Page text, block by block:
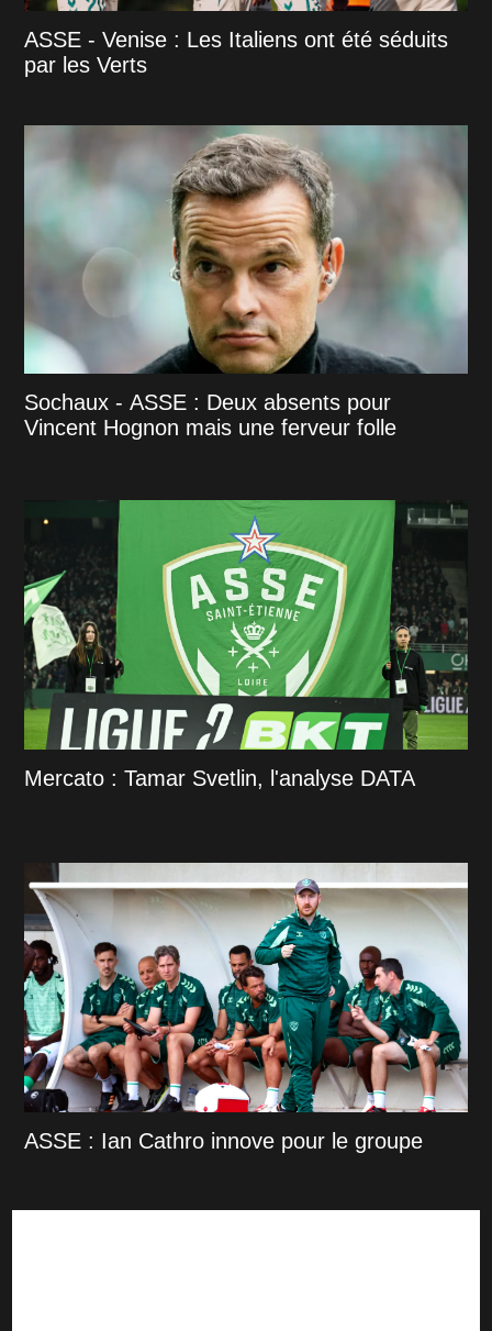
ASSE - Venise : Les Italiens ont été séduits
par les Verts
Sochaux - ASSE : Deux absents pour
Vincent Hognon mais une ferveur folle
Mercato : Tamar Svetlin, l'analyse DATA
ASSE : Ian Cathro innove pour le groupe